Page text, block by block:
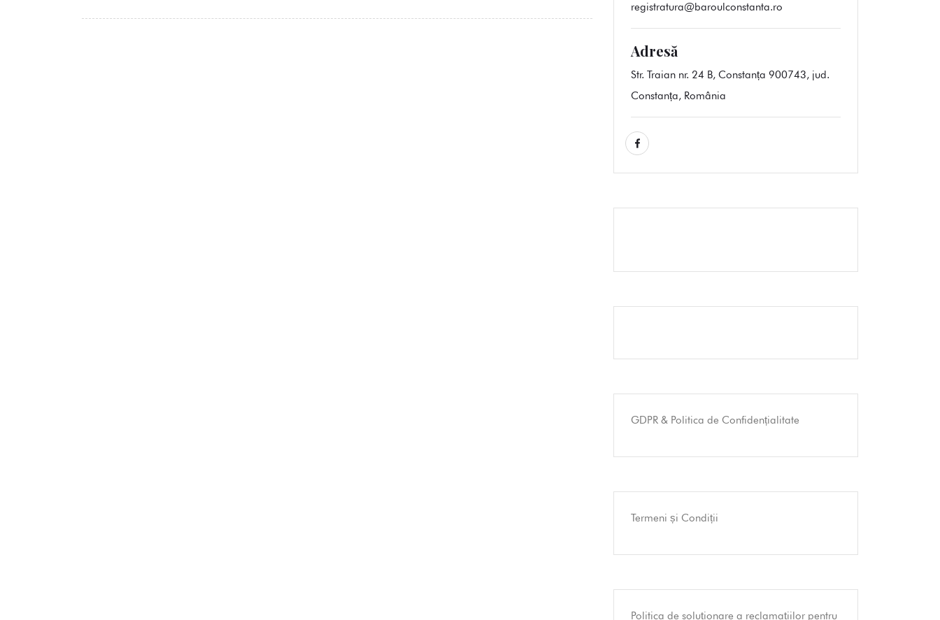
registratura@baroulconstanta.ro
Adresă
Str. Traian nr. 24 B, Constanța 900743, jud.
Constanța, România
GDPR & Politica de Confidențialitate
Termeni și Condiții
Politica de soluționare a reclamațiilor pentru